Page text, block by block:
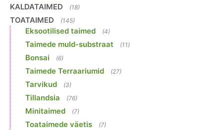
KALDATAIMED (18)
TOATAIMED (145)
Eksootilised taimed (4)
Taimede muld-substraat (11)
Bonsai (6)
Taimede Terraariumid (27)
Tarvikud (3)
Tillandsia (76)
Minitaimed (7)
Toataimede väetis (7)